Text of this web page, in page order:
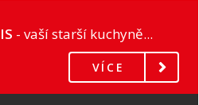
- vaší starší kuchyně...
VÍCE